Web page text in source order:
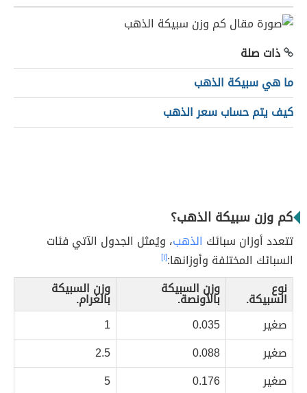
ذات صلة
ما هي سبيكة الذهب
كيف يتم حساب سعر الذهب
كم وزن سبيكة الذهب؟
تتعدد أوزان سبائك الذهب، ويُمثل الجدول الآتي فئات
السبائك المختلفة وأوزانها:[١]
نوع
السبيكة.
وزن السبيكة
بالأونصة.
وزن السبيكة
بالغرام.
صغير
0.035
1
صغير
0.088
2.5
صغير
0.176
5